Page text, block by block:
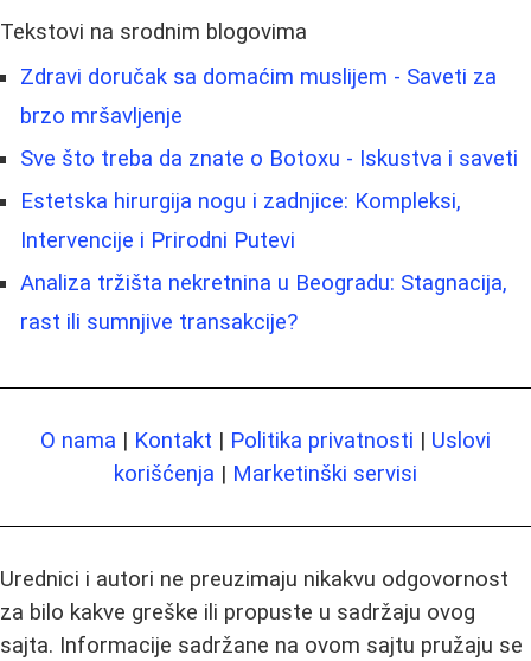
Tekstovi na srodnim blogovima
Zdravi doručak sa domaćim muslijem - Saveti za
brzo mršavljenje
Sve što treba da znate o Botoxu - Iskustva i saveti
Estetska hirurgija nogu i zadnjice: Kompleksi,
Intervencije i Prirodni Putevi
Analiza tržišta nekretnina u Beogradu: Stagnacija,
rast ili sumnjive transakcije?
O nama | Kontakt | Politika privatnosti | Uslovi
korišćenja | Marketinški servisi
Urednici i autori ne preuzimaju nikakvu odgovornost
za bilo kakve greške ili propuste u sadržaju ovog
sajta. Informacije sadržane na ovom sajtu pružaju se